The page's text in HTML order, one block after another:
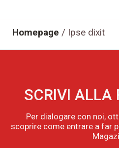
Homepage / Ipse dixit
SCRIVI ALLA
Per dialogare con noi,
scoprire come entrare a far